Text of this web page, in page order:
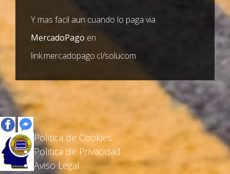
Y mas facil aun cuando lo paga via
MercadoPago en
link.mercadopago.cl/solucom
Politica de Cookies
Politica de Privacidad
Aviso Legal